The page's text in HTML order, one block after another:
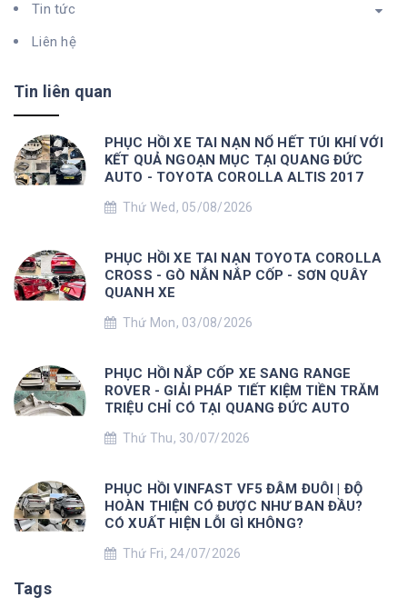
Tin tức
Liên hệ
Tin liên quan
PHỤC HỒI XE TAI NẠN NỔ HẾT TÚI KHÍ VỚI
KẾT QUẢ NGOẠN MỤC TẠI QUANG ĐỨC
AUTO - TOYOTA COROLLA ALTIS 2017
Thứ Wed, 05/08/2026
PHỤC HỒI XE TAI NẠN TOYOTA COROLLA
CROSS - GÒ NẮN NẮP CỐP - SƠN QUÂY
QUANH XE
Thứ Mon, 03/08/2026
PHỤC HỒI NẮP CỐP XE SANG RANGE
ROVER - GIẢI PHÁP TIẾT KIỆM TIỀN TRĂM
TRIỆU CHỈ CÓ TẠI QUANG ĐỨC AUTO
Thứ Thu, 30/07/2026
PHỤC HỒI VINFAST VF5 ĐÂM ĐUÔI | ĐỘ
HOÀN THIỆN CÓ ĐƯỢC NHƯ BAN ĐẦU?
CÓ XUẤT HIỆN LỖI GÌ KHÔNG?
Thứ Fri, 24/07/2026
Tags